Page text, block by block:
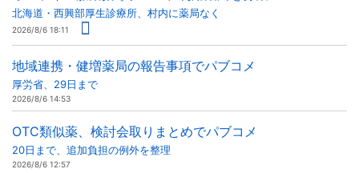
北海道・西興部厚生診療所、村内に薬局なく
2026/8/6 18:11
地域連携・健増薬局の報告事項でパブコメ
厚労省、29日まで
2026/8/6 14:53
OTC類似薬、検討会取りまとめでパブコメ
20日まで、追加負担の例外を整理
2026/8/6 12:57